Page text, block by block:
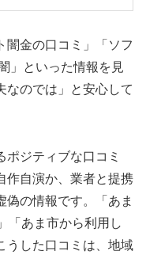
闇金の口コミ」「ソフ
」といった情報を見
なのでは」と安心して
ポジティブな口コミ
作自演か、業者と提携
偽の情報です。「あま
「あま市から利用し
うした口コミは、地域